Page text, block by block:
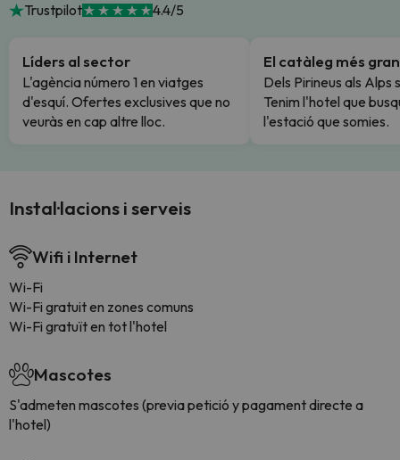
Trustpilot 4.4/5
Líders al sector
L'agència número 1 en viatges
d'esquí. Ofertes exclusives que no
veuràs en cap altre lloc.
El catàleg més gran
Dels Pirineus als Alps
Tenim l'hotel que
l'estació que somies.
Instal·lacions i serveis
Wifi i Internet
Wi-Fi
Wi-Fi gratuit en zones comuns
Wi-Fi gratuït en tot l'hotel
Mascotes
S'admeten mascotes (previa petició y pagament directe a
l'hotel)